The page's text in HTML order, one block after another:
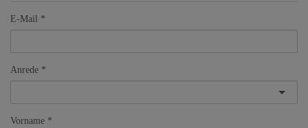
E-Mail
Anrede
Vorname